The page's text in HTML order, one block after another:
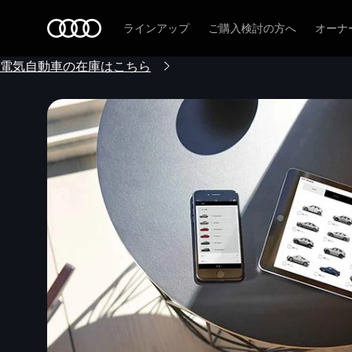
ラインアップ ご購入検討の方へ オーナ
電気自動車の在庫はこちら